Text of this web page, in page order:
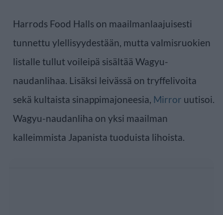
Harrods Food Halls on maailmanlaajuisesti
tunnettu ylellisyydestään, mutta valmisruokien
listalle tullut voileipä sisältää Wagyu-
naudanlihaa. Lisäksi leivässä on tryffelivoita
sekä kultaista sinappimajoneesia, Mirror uutisoi.
Wagyu-naudanliha on yksi maailman
kalleimmista Japanista tuoduista lihoista.